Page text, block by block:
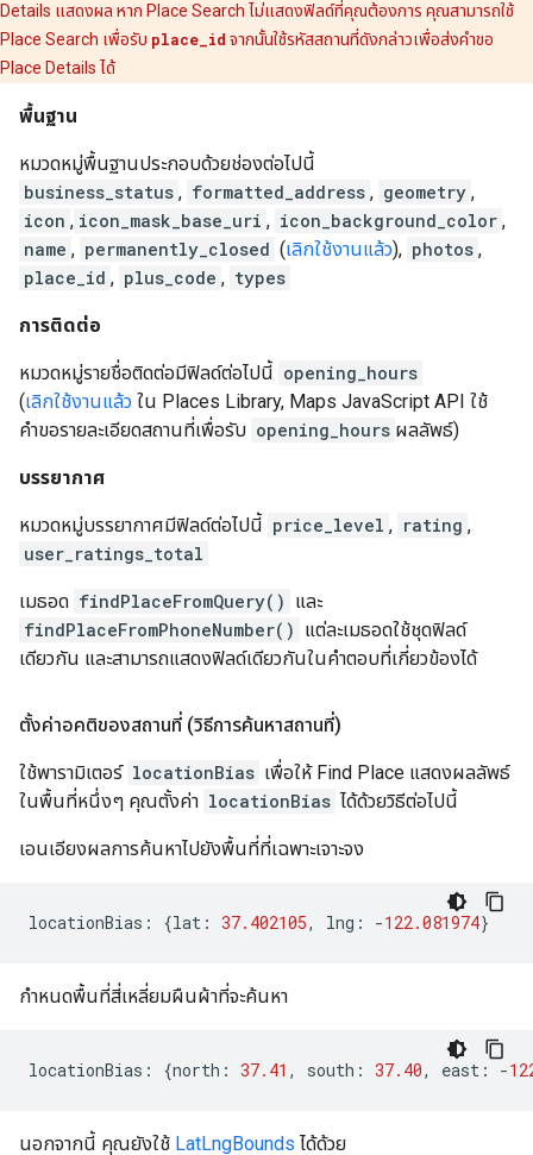
Details แสดงผล หาก Place Search ไม่แสดงฟิลด์ที่คุณต้องการ คุณสามารถใช้
Place Search เพื่อรับ place_id จากนั้นใช้รหัสสถานที่ดังกล่าวเพื่อส่งคำขอ
Place Details ได้
พื้นฐาน
หมวดหมู่พื้นฐานประกอบด้วยช่องต่อไปนี้
business_status , formatted_address , geometry ,
icon , icon_mask_base_uri , icon_background_color ,
name , permanently_closed (เลิกใช้งานแล้ว), photos ,
place_id , plus_code , types
การติดต่อ
หมวดหมู่รายชื่อติดต่อมีฟิลด์ต่อไปนี้ opening_hours
(เลิกใช้งานแล้ว ใน Places Library, Maps JavaScript API ใช้
คำขอรายละเอียดสถานที่เพื่อรับ opening_hours ผลลัพธ์)
บรรยากาศ
หมวดหมู่บรรยากาศมีฟิลด์ต่อไปนี้ price_level , rating ,
user_ratings_total
เมธอด findPlaceFromQuery() และ
findPlaceFromPhoneNumber() แต่ละเมธอดใช้ชุดฟิลด์
เดียวกัน และสามารถแสดงฟิลด์เดียวกันในคำตอบที่เกี่ยวข้องได้
ตั้งค่าอคติของสถานที่ (วิธีการค้นหาสถานที่)
ใช้พารามิเตอร์ locationBias เพื่อให้ Find Place แสดงผลลัพธ์
ในพื้นที่หนึ่งๆ คุณตั้งค่า locationBias ได้ด้วยวิธีต่อไปนี้
เอนเอียงผลการค้นหาไปยังพื้นที่ที่เฉพาะเจาะจง
locationBias : {lat : 37.402105, lng : -122.081974}
กำหนดพื้นที่สี่เหลี่ยมผืนผ้าที่จะค้นหา
locationBias : {north : 37.41 , south : 37.40, east : -
นอกจากนี้ คุณยังใช้ LatLngBounds ได้ด้วย